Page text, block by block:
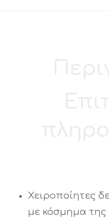
Χειροποίητες
με κόσμημα της